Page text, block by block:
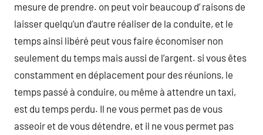
mesure de prendre. on peut voir beaucoup d’ raisons de
laisser quelqu’un d’autre réaliser de la conduite, et le
temps ainsi libéré peut vous faire économiser non
seulement du temps mais aussi de l’argent. si vous êtes
constamment en déplacement pour des réunions, le
temps passé à conduire, ou même à attendre un taxi,
est du temps perdu. Il ne vous permet pas de vous
asseoir et de vous détendre, et il ne vous permet pas